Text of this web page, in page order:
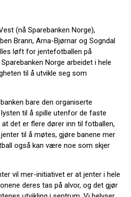
(nå Sparebanken Norge),
Brann, Arna-Bjørnar og Sogndal
løft for jentefotballen på
Norge arbeidet i hele
til å utvikle seg som
bare den organiserte
til å spille utenfor de faste
det er flere dører inn til fotballen,
til å møtes, gjøre banene mer
også kan være noe som skjer
vil mer-initiativet er at jenter i hele
deres tas på alvor, og det gjør